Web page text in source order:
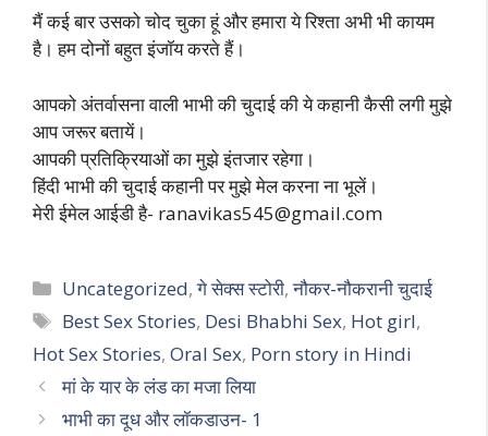
मैं कई बार उसको चोद चुका हूं और हमारा ये रिश्ता अभी भी कायम
है। हम दोनों बहुत इंजॉय करते हैं।
आपको अंतर्वासना वाली भाभी की चुदाई की ये कहानी कैसी लगी मुझे
आप जरूर बतायें।
आपकी प्रतिक्रियाओं का मुझे इंतजार रहेगा।
हिंदी भाभी की चुदाई कहानी पर मुझे मेल करना ना भूलें।
मेरी ईमेल आईडी है- ranavikas545@gmail.com
Categories
Uncategorized,गे सेक्स स्टोरी,नौकर-नौकरानी चुदाई
Tags
Best Sex Stories, Desi Bhabhi Sex, Hot girl,
Hot Sex Stories, Oral Sex, Porn story in Hindi
मां के यार के लंड का मजा लिया
भाभी का दूध और लॉकडाउन- 1